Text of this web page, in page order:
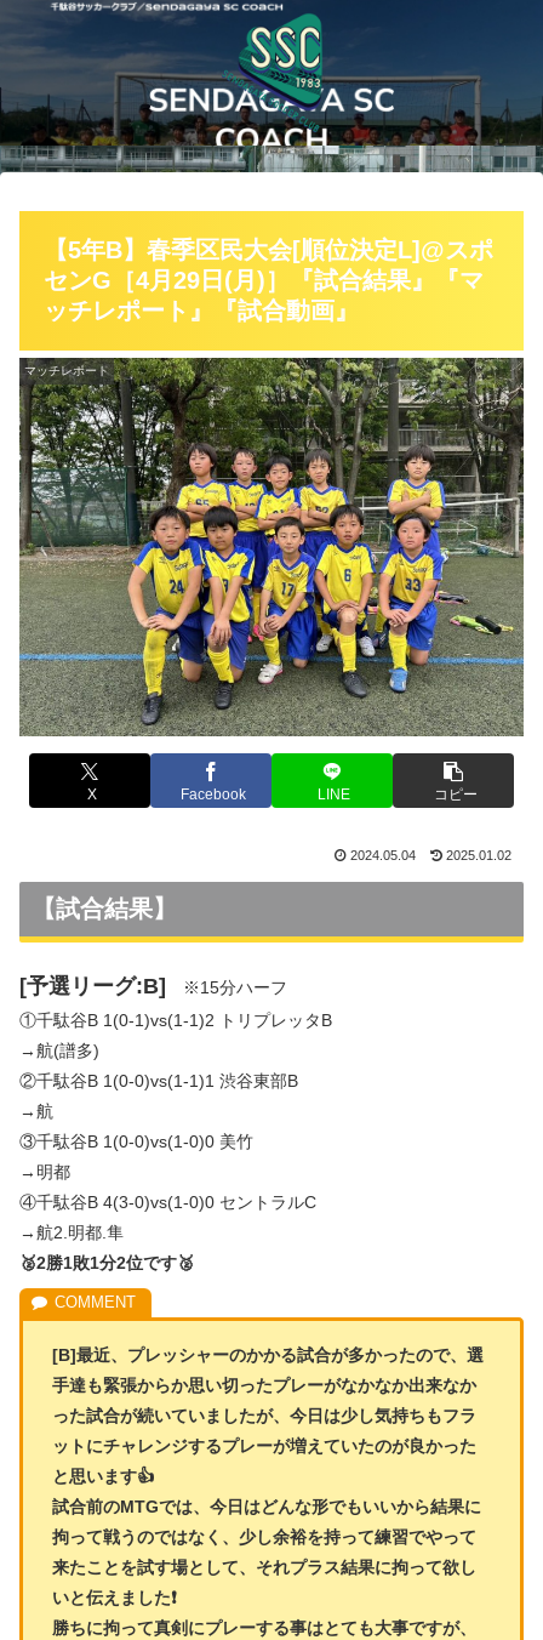
【5年B】春季区民大会[順位決定L]@スポ
センG［4月29日(月)］『試合結果』『マ
ッチレポート』『試合動画』
マッチレポート
X Facebook LINE コピー
2024.05.04 2025.01.02
【試合結果】
[予選リーグ:B]
※15分ハーフ
①千駄谷B 1(0-1)vs(1-1)2 トリプレッタB
→航(譜多)
②千駄谷B 1(0-0)vs(1-1)1 渋谷東部B
→航
③千駄谷B 1(0-0)vs(1-0)0 美竹
→明都
④千駄谷B 4(3-0)vs(1-0)0 セントラルC
→航2.明都.隼
🥈2勝1敗1分2位です🥈
[B]最近、プレッシャーのかかる試合が多かったので、選
手達も緊張からか思い切ったプレーがなかなか出来なか
った試合が続いていましたが、今日は少し気持ちもフラ
ットにチャレンジするプレーが増えていたのが良かった
と思います👍
試合前のMTGでは、今日はどんな形でもいいから結果に
拘って戦うのではなく、少し余裕を持って練習でやって
来たことを試す場として、それプラス結果に拘って欲し
いと伝えました❗
勝ちに拘って真剣にプレーする事はとても大事ですが、